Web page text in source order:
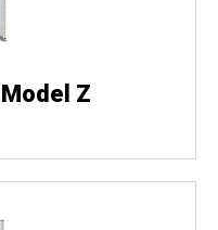
Model Z